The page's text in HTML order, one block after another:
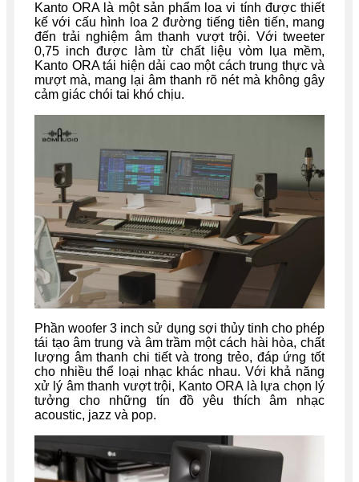
Kanto ORA là một sản phẩm loa vi tính được thiết
kế với cấu hình loa 2 đường tiếng tiên tiến, mang
đến trải nghiệm âm thanh vượt trội. Với tweeter
0,75 inch được làm từ chất liệu vòm lụa mềm,
Kanto ORA tái hiện dải cao một cách trung thực và
mượt mà, mang lại âm thanh rõ nét mà không gây
cảm giác chói tai khó chịu.
Phần woofer 3 inch sử dụng sợi thủy tinh cho phép
tái tạo âm trung và âm trầm một cách hài hòa, chất
lượng âm thanh chi tiết và trong trẻo, đáp ứng tốt
cho nhiều thể loại nhạc khác nhau. Với khả năng
xử lý âm thanh vượt trội, Kanto ORA là lựa chọn lý
tưởng cho những tín đồ yêu thích âm nhạc
acoustic, jazz và pop.